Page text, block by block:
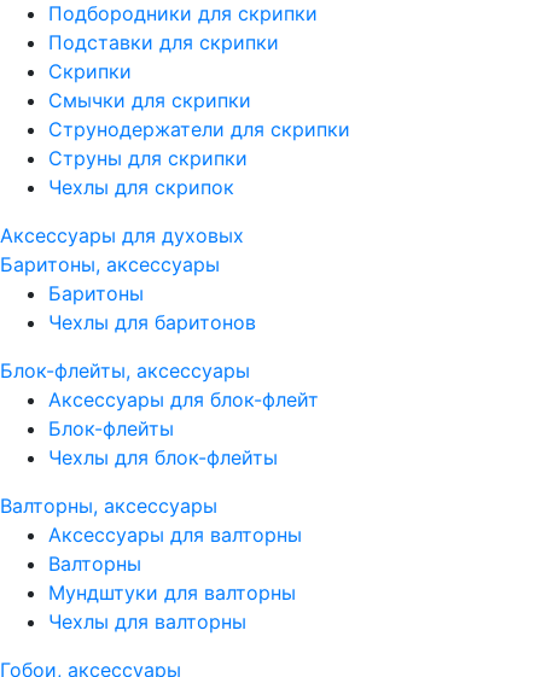
Подбородники для скрипки
Подставки для скрипки
Скрипки
Смычки для скрипки
Струнодержатели для скрипки
Струны для скрипки
Чехлы для скрипок
Аксессуары для духовых
Баритоны, аксессуары
Баритоны
Чехлы для баритонов
Блок-флейты, аксессуары
Аксессуары для блок-флейт
Блок-флейты
Чехлы для блок-флейты
Валторны, аксессуары
Аксессуары для валторны
Валторны
Мундштуки для валторны
Чехлы для валторны
Гобои, аксессуары